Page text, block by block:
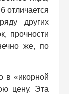
отличается
других
прочности
же, по
в «икорной
цену. Эта